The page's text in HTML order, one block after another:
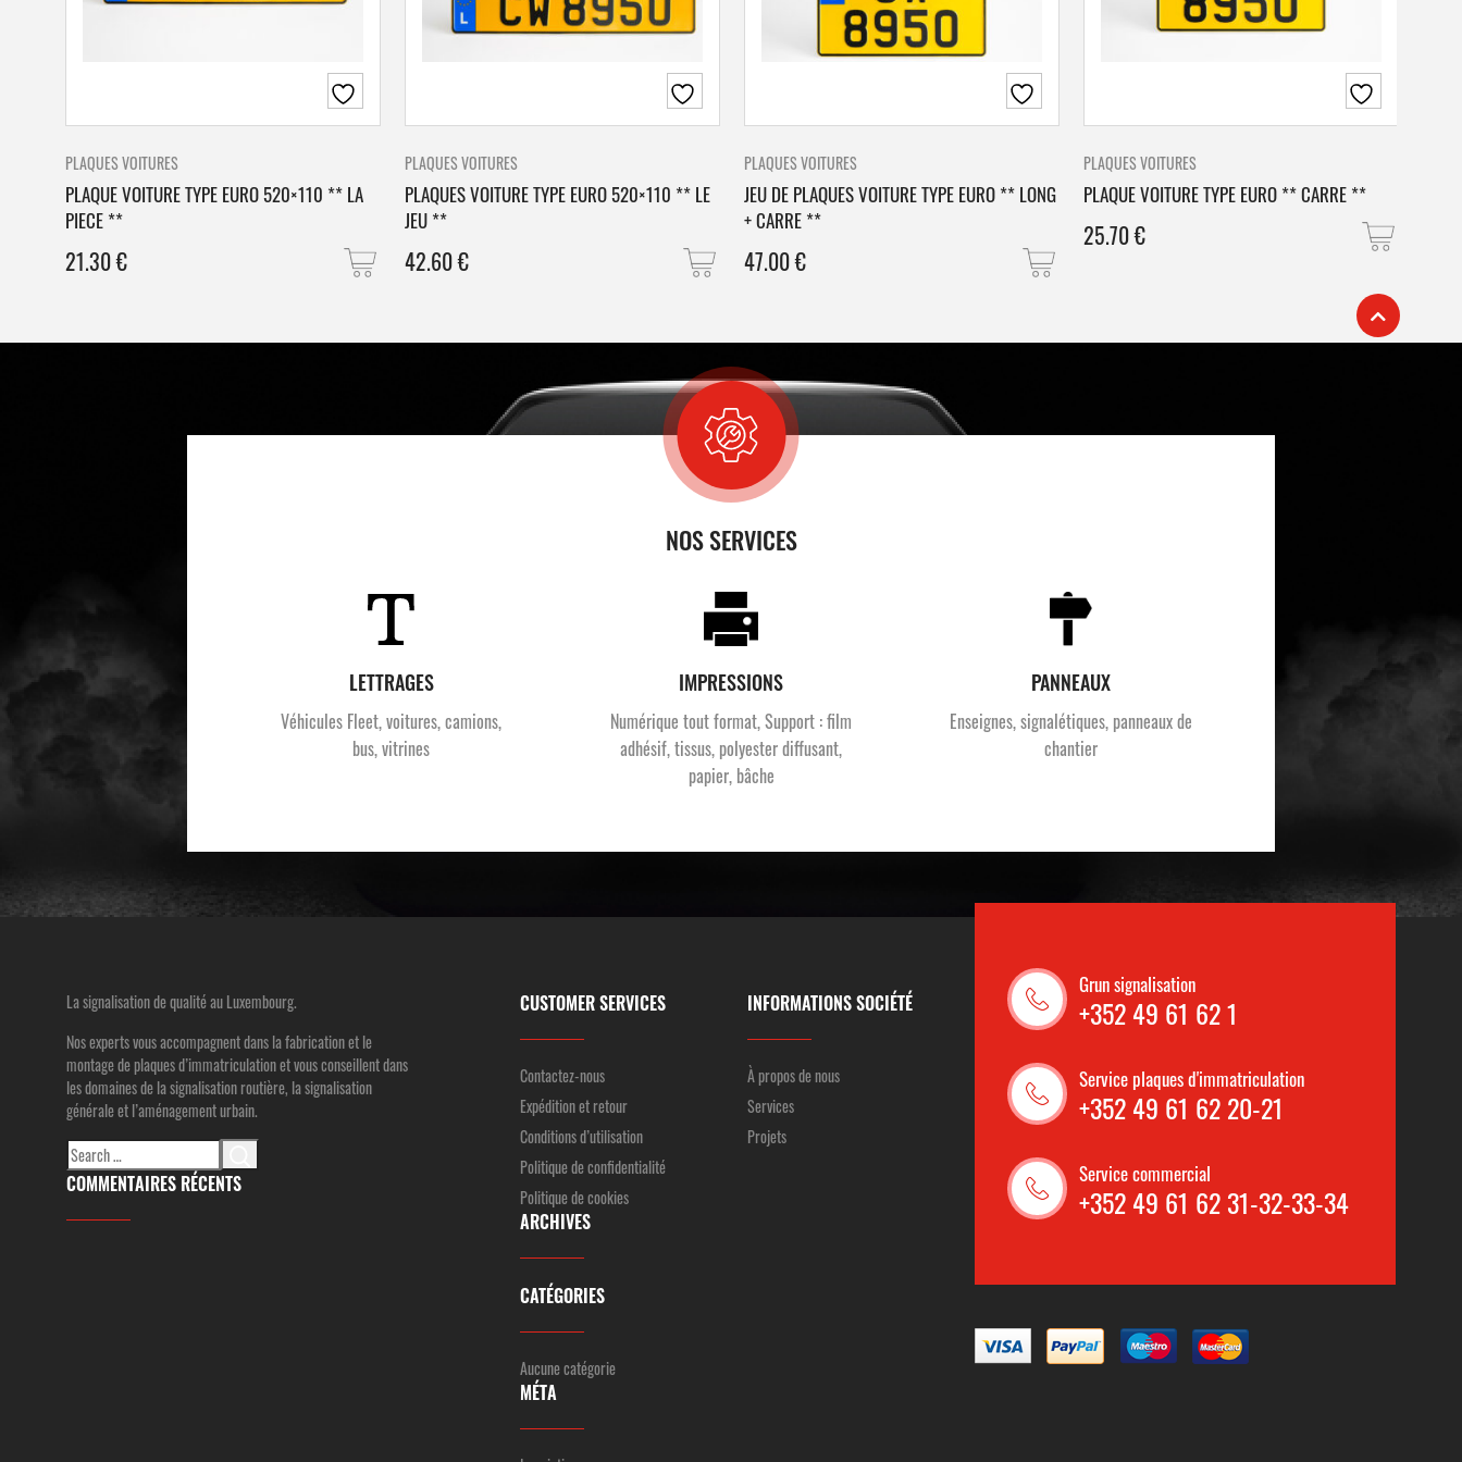
PLAQUES VOITURES
PLAQUE VOITURE TYPE EURO 520×110 ** LA
PIECE **
21.30€
PLAQUES VOITURES
PLAQUES VOITURE TYPE EURO 520×110 ** LE
JEU **
42.60€
PLAQUES VOITURES
JEU DE PLAQUES VOITURE TYPE EURO ** LONG
+ CARRE **
47.00€
PLAQUES VOITURES
PLAQUE VOITURE TYPE EURO ** CARRE **
25.70€
NOS SERVICES
LETTRAGES
Véhicules Fleet, voitures, camions,
bus, vitrines
IMPRESSIONS
Numérique tout format, Support : film
adhésif, tissus, polyester diffusant,
papier, bâche
PANNEAUX
Enseignes, signalétiques, panneaux de
chantier
La signalisation de qualité au Luxembourg.
Nos experts vous accompagnent dans la fabrication et le
montage de plaques d’immatriculation et vous conseillent dans
les domaines de la signalisation routière, la signalisation
générale et l’aménagement urbain.
Search
for:
COMMENTAIRES RÉCENTS
CUSTOMER SERVICES
Contactez-nous
Expédition et retour
Conditions d’utilisation
Politique de confidentialité
Politique de cookies
ARCHIVES
CATÉGORIES
Aucune catégorie
MÉTA
INFORMATIONS SOCIÉTÉ
À propos de nous
Services
Projets
Grun signalisation
+352 49 61 62 1
Service plaques d'immatriculation
+352 49 61 62 20-21
Service commercial
+352 49 61 62 31-32-33-34